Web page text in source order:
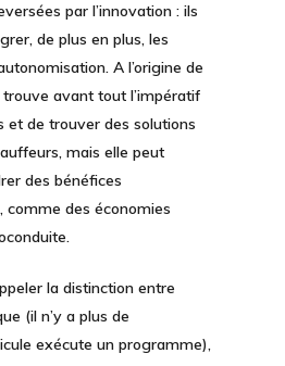
par l’innovation : ils
de plus en plus, les
A l’origine de
avant tout l’impératif
et de trouver des solutions
mais elle peut
des bénéfices
comme des économies
la distinction entre
(il n’y a plus de
exécute un programme),